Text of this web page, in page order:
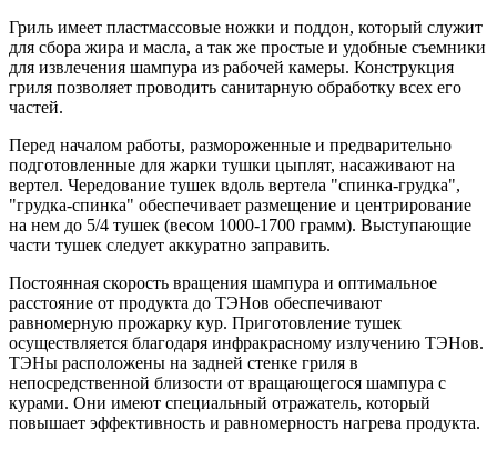
Гриль имеет пластмассовые ножки и поддон, который служит
для сбора жира и масла, а так же простые и удобные съемники
для извлечения шампура из рабочей камеры. Конструкция
гриля позволяет проводить санитарную обработку всех его
частей.
Перед началом работы, размороженные и предварительно
подготовленные для жарки тушки цыплят, насаживают на
вертел. Чередование тушек вдоль вертела "спинка-грудка",
"грудка-спинка" обеспечивает размещение и центрирование
на нем до 5/4 тушек (весом 1000-1700 грамм). Выступающие
части тушек следует аккуратно заправить.
Постоянная скорость вращения шампура и оптимальное
расстояние от продукта до ТЭНов обеспечивают
равномерную прожарку кур. Приготовление тушек
осуществляется благодаря инфракрасному излучению ТЭНов.
ТЭНы расположены на задней стенке гриля в
непосредственной близости от вращающегося шампура с
курами. Они имеют специальный отражатель, который
повышает эффективность и равномерность нагрева продукта.